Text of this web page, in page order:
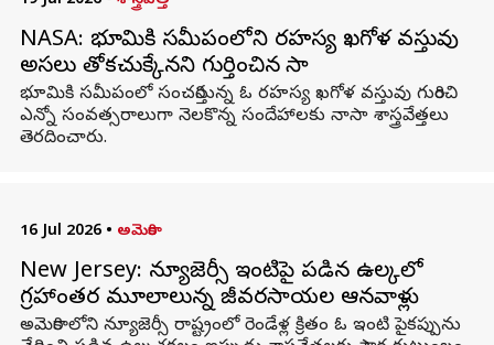
NASA: భూమికి సమీపంలోని రహస్య ఖగోళ వస్తువు
అసలు తోకచుక్కేనని గుర్తించిన నాసా
భూమికి సమీపంలో సంచరిస్తున్న ఓ రహస్య ఖగోళ వస్తువు గురించి
ఎన్నో సంవత్సరాలుగా నెలకొన్న సందేహాలకు నాసా శాస్త్రవేత్తలు
తెరదించారు.
16 Jul 2026 • అమెరికా
New Jersey: న్యూజెర్సీ ఇంటిపై పడిన ఉల్కలో
గ్రహాంతర మూలాలున్న జీవరసాయనాల ఆనవాళ్లు
అమెరికాలోని న్యూజెర్సీ రాష్ట్రంలో రెండేళ్ల క్రితం ఓ ఇంటి పైకప్పును